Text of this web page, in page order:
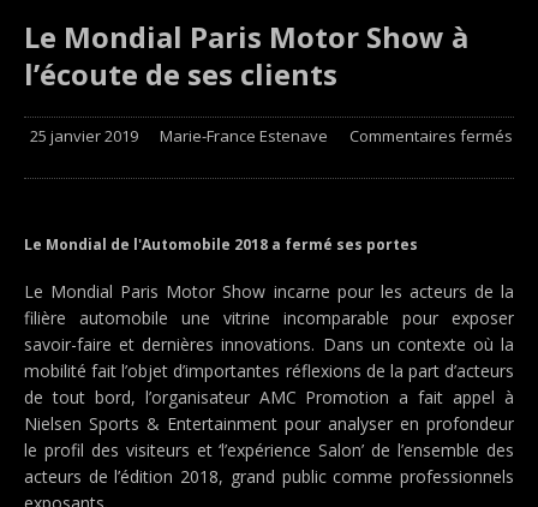
Le Mondial Paris Motor Show à
l’écoute de ses clients
25 janvier 2019 Marie-France Estenave Commentaires fermés
Le Mondial de l'Automobile 2018 a fermé ses portes
Le Mondial Paris Motor Show incarne pour les acteurs de la
filière automobile une vitrine incomparable pour exposer
savoir-faire et dernières innovations. Dans un contexte où la
mobilité fait l’objet d’importantes réflexions de la part d’acteurs
de tout bord, l’organisateur AMC Promotion a fait appel à
Nielsen Sports & Entertainment pour analyser en profondeur
le profil des visiteurs et ‘l’expérience Salon’ de l’ensemble des
acteurs de l’édition 2018, grand public comme professionnels